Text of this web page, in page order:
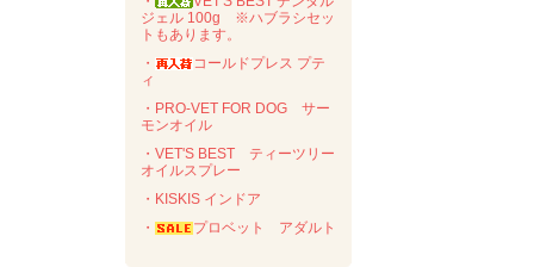
ジェル 100g ※ハブラシセッ
トもあります。
・
コールドプレス プテ
ィ
・PRO-VET FOR DOG サー
モンオイル
・VET'S BEST ティーツリー
オイルスプレー
・KISKIS インドア
・
プロベット アダルト